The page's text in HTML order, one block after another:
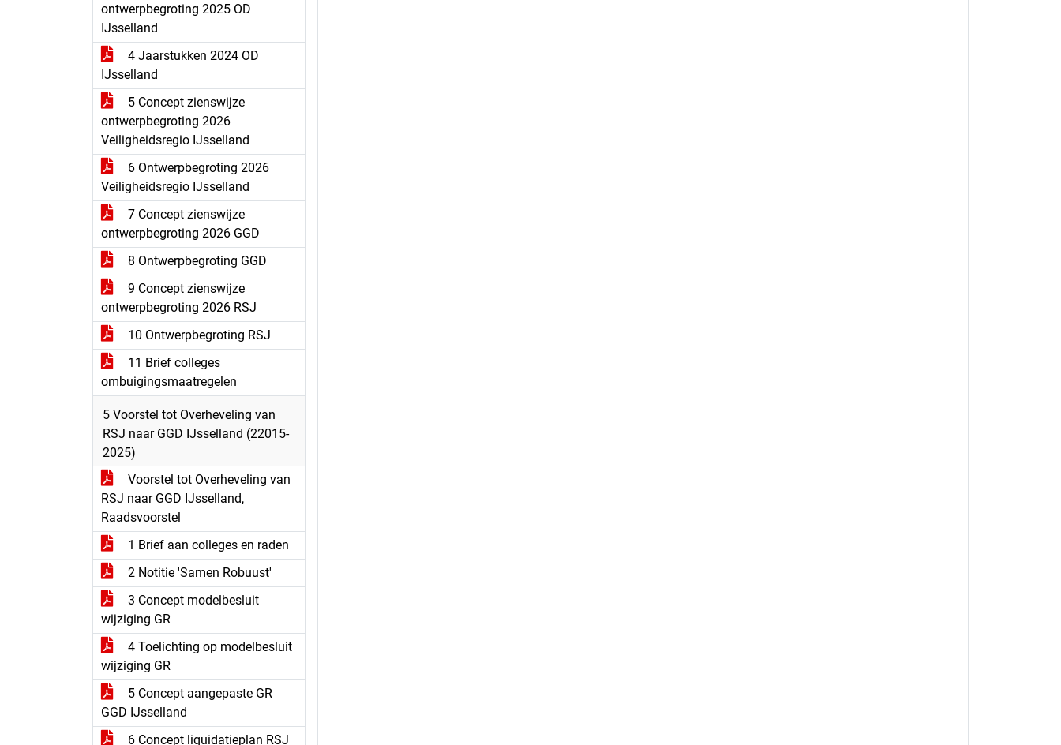
ontwerpbegroting 2025 OD
IJsselland
4 Jaarstukken 2024 OD
IJsselland
5 Concept zienswijze
ontwerpbegroting 2026
Veiligheidsregio IJsselland
6 Ontwerpbegroting 2026
Veiligheidsregio IJsselland
7 Concept zienswijze
ontwerpbegroting 2026 GGD
8 Ontwerpbegroting GGD
9 Concept zienswijze
ontwerpbegroting 2026 RSJ
10 Ontwerpbegroting RSJ
11 Brief colleges
ombuigingsmaatregelen
5 Voorstel tot Overheveling van
RSJ naar GGD IJsselland (22015-
2025)
Voorstel tot Overheveling van
RSJ naar GGD IJsselland,
Raadsvoorstel
1 Brief aan colleges en raden
2 Notitie 'Samen Robuust'
3 Concept modelbesluit
wijziging GR
4 Toelichting op modelbesluit
wijziging GR
5 Concept aangepaste GR
GGD IJsselland
6 Concept liquidatieplan RSJ